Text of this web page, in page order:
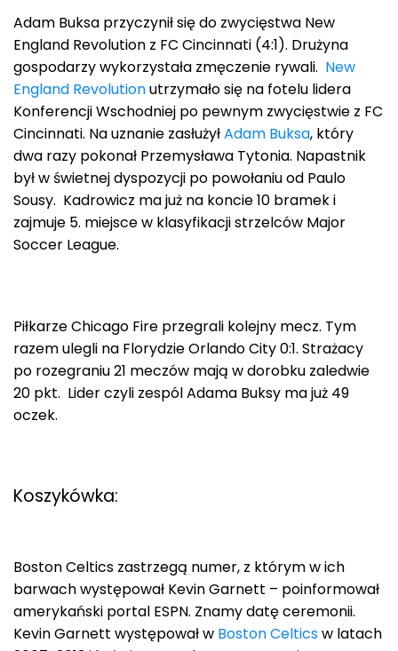
Adam Buksa przyczynił się do zwycięstwa New
England Revolution z FC Cincinnati (4:1). Drużyna
gospodarzy wykorzystała zmęczenie rywali. New
England Revolutionutrzymało się na fotelu lidera
Konferencji Wschodniej po pewnym zwycięstwie z FC
Cincinnati. Na uznanie zasłużyłAdam Buksa, który
dwa razy pokonał Przemysława Tytonia. Napastnik
był w świetnej dyspozycji po powołaniu od Paulo
Sousy. Kadrowicz ma już na koncie 10 bramek i
zajmuje 5. miejsce w klasyfikacji strzelców Major
Soccer League.
Piłkarze Chicago Fire przegrali kolejny mecz. Tym
razem ulegli na Florydzie Orlando City 0:1. Strażacy
po rozegraniu 21 meczów mają w dorobku zaledwie
20 pkt. Lider czyli zespól Adama Buksy ma już 49
oczek.
Koszykówka:
Boston Celtics zastrzegą numer, z którym w ich
barwach występował Kevin Garnett – poinformował
amerykański portal ESPN. Znamy datę ceremonii.
Kevin Garnett występował w Boston Celticsw latach